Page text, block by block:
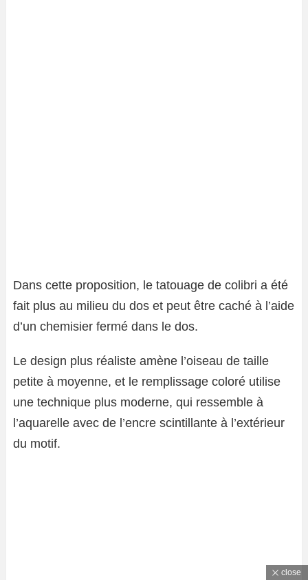
Dans cette proposition, le tatouage de colibri a été
fait plus au milieu du dos et peut être caché à l’aide
d’un chemisier fermé dans le dos.
Le design plus réaliste amène l’oiseau de taille
petite à moyenne, et le remplissage coloré utilise
une technique plus moderne, qui ressemble à
l’aquarelle avec de l’encre scintillante à l’extérieur
du motif.
close